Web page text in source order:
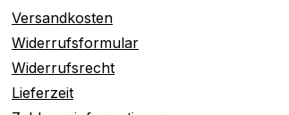
Versandkosten
Widerrufsformular
Widerrufsrecht
Lieferzeit